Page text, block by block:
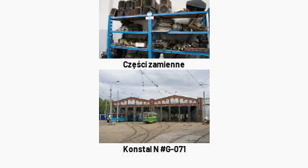
Części zamienne
Konstal N #G-071